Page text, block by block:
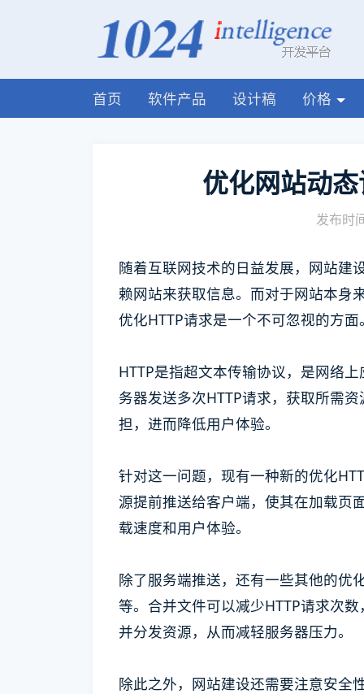
首页 软件产品 设计稿 价格
优化网站动
发布时
随着互联网技术的日益发展，网站建
赖网站来获取信息。而对于网站本身
优化HTTP请求是一个不可忽视的方面
HTTP是指超文本传输协议，是网络
务器发送多次HTTP请求，获取所需
担，进而降低用户体验。
针对这一问题，现有一种新的优化
源提前推送给客户端，使其在加载页
载速度和用户体验。
除了服务端推送，还有一些其他的优
等。合并文件可以减少HTTP请求次
并分发资源，从而减轻服务器压力。
除此之外，网站建设还需要注意安全